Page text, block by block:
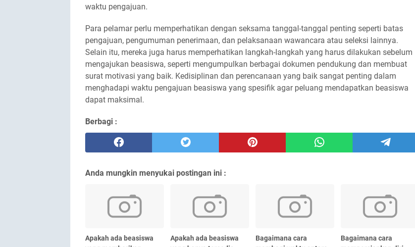
waktu pengajuan.
Para pelamar perlu memperhatikan dengan seksama tanggal-tanggal penting seperti batas
pengajuan, pengumuman penerimaan, dan pelaksanaan wawancara atau seleksi lainnya.
Selain itu, mereka juga harus memperhatikan langkah-langkah yang harus dilakukan sebelum
mengajukan beasiswa, seperti mengumpulkan berbagai dokumen pendukung dan membuat
surat motivasi yang baik. Kedisiplinan dan perencanaan yang baik sangat penting dalam
menghadapi waktu pengajuan beasiswa yang spesifik agar peluang mendapatkan beasiswa
dapat maksimal.
Berbagi :
Anda mungkin menyukai postingan ini :
Apakah ada beasiswa
Apakah ada beasiswa
Bagaimana cara
Bagaimana cara